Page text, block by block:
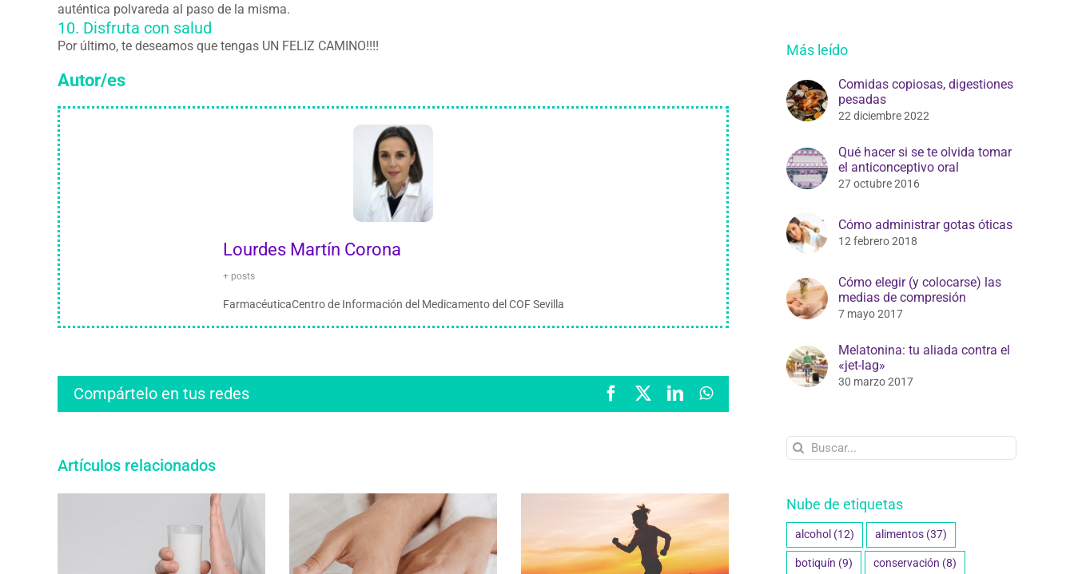
auténtica polvareda al paso de la misma.
10. Disfruta con salud
Por último, te deseamos que tengas UN FELIZ CAMINO!!!!
Autor/es
Lourdes Martín Corona
+ posts
FarmacéuticaCentro de Información del Medicamento del COF Sevilla
Compártelo en tus redes FacebookLinkedInWhatsApp
Artículos relacionados
Más leído
Comidas copiosas, digestiones
pesadas
22 diciembre 2022
Qué hacer si se te olvida tomar
el anticonceptivo oral
27 octubre 2016
Cómo administrar gotas óticas
12 febrero 2018
Cómo elegir (y colocarse) las
medias de compresión
7 mayo 2017
Melatonina: tu aliada contra el
«jet-lag»
30 marzo 2017
Buscar:
Nube de etiquetas
alcohol (12) alimentos (37)
botiquín (9) conservación (8)